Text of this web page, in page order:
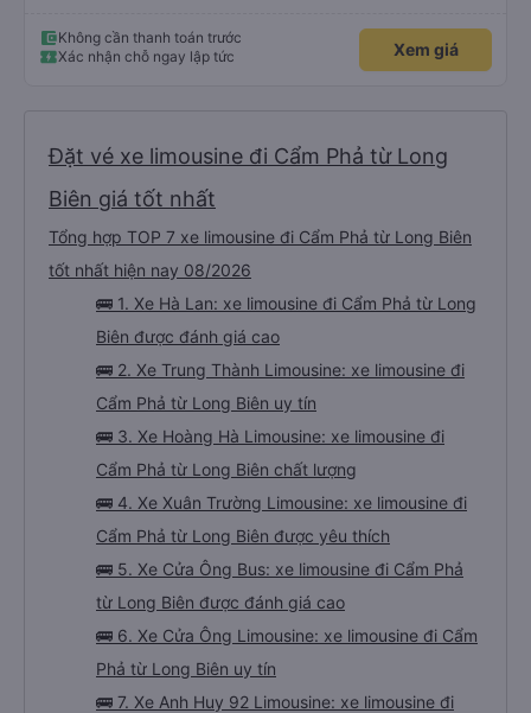
Không cần thanh toán trước
Xác nhận chỗ ngay lập tức
Xem giá
Đặt vé xe limousine đi Cẩm Phả từ Long
Biên giá tốt nhất
Tổng hợp TOP 7 xe limousine đi Cẩm Phả từ Long Biên
tốt nhất hiện nay 08/2026
🚌 1. Xe Hà Lan: xe limousine đi Cẩm Phả từ Long
Biên được đánh giá cao
🚌 2. Xe Trung Thành Limousine: xe limousine đi
Cẩm Phả từ Long Biên uy tín
🚌 3. Xe Hoàng Hà Limousine: xe limousine đi
Cẩm Phả từ Long Biên chất lượng
🚌 4. Xe Xuân Trường Limousine: xe limousine đi
Cẩm Phả từ Long Biên được yêu thích
🚌 5. Xe Cửa Ông Bus: xe limousine đi Cẩm Phả
từ Long Biên được đánh giá cao
🚌 6. Xe Cửa Ông Limousine: xe limousine đi Cẩm
Phả từ Long Biên uy tín
🚌 7. Xe Anh Huy 92 Limousine: xe limousine đi